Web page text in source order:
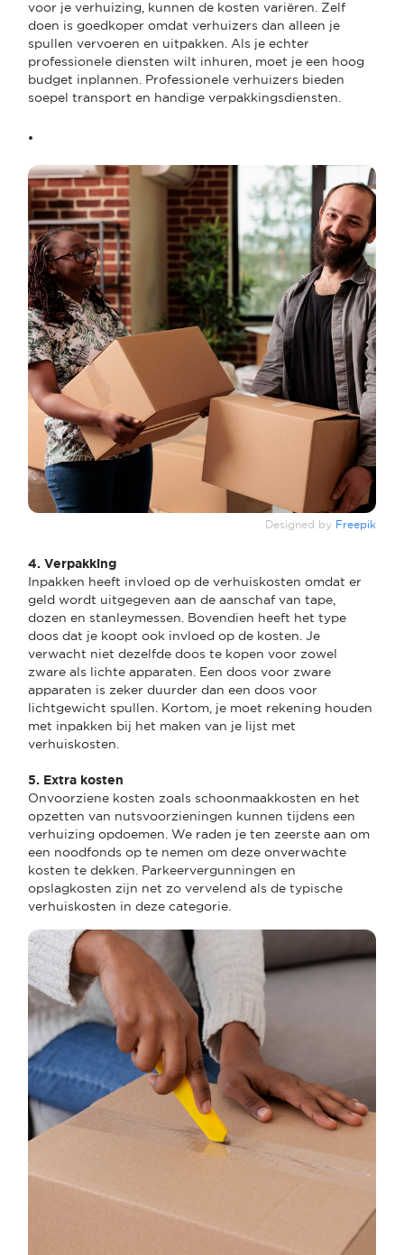
voor je verhuizing, kunnen de kosten variëren. Zelf
doen is goedkoper omdat verhuizers dan alleen je
spullen vervoeren en uitpakken. Als je echter
professionele diensten wilt inhuren, moet je een hoog
budget inplannen. Professionele verhuizers bieden
soepel transport en handige verpakkingsdiensten.
Designed by Freepik
4. Verpakking
Inpakken heeft invloed op de verhuiskosten omdat er
geld wordt uitgegeven aan de aanschaf van tape,
dozen en stanleymessen. Bovendien heeft het type
doos dat je koopt ook invloed op de kosten. Je
verwacht niet dezelfde doos te kopen voor zowel
zware als lichte apparaten. Een doos voor zware
apparaten is zeker duurder dan een doos voor
lichtgewicht spullen. Kortom, je moet rekening houden
met inpakken bij het maken van je lijst met
verhuiskosten.
5. Extra kosten
Onvoorziene kosten zoals schoonmaakkosten en het
opzetten van nutsvoorzieningen kunnen tijdens een
verhuizing opdoemen. We raden je ten zeerste aan om
een noodfonds op te nemen om deze onverwachte
kosten te dekken. Parkeervergunningen en
opslagkosten zijn net zo vervelend als de typische
verhuiskosten in deze categorie.